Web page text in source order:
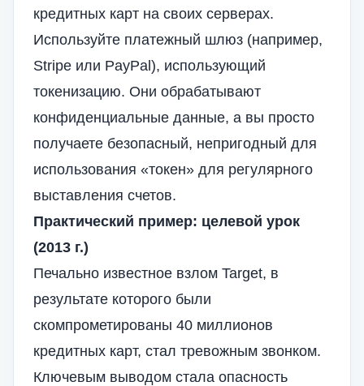
кредитных карт на своих серверах.
Используйте платежный шлюз (например,
Stripe или PayPal), использующий
токенизацию. Они обрабатывают
конфиденциальные данные, а вы просто
получаете безопасный, непригодный для
использования «токен» для регулярного
выставления счетов.
Практический пример: целевой урок
(2013 г.)
Печально известное взлом Target, в
результате которого были
скомпрометированы 40 миллионов
кредитных карт, стал тревожным звонком.
Ключевым выводом стала опасность